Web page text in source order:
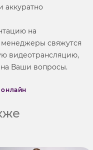
аккуратно
на
свяжутся
видеотрансляцию,
на Ваши вопросы.
онлайн